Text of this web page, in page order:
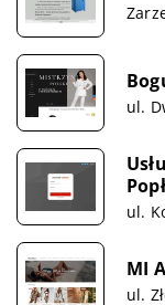
ul.
ul.
MI
ul.